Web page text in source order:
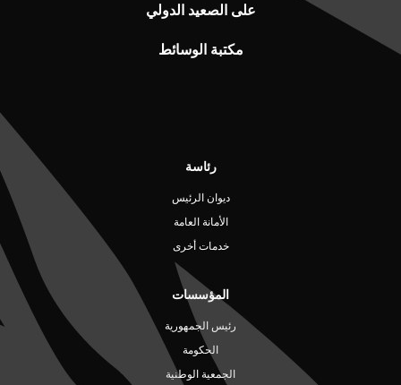
على الصعيد الدولي
مكتبة الوسائط
رئاسة
ديوان الرئيس
الأمانة العامة
خدمات أخرى
المؤسسات
رئيس الجمهورية
الحكومة
الجمعية الوطنية